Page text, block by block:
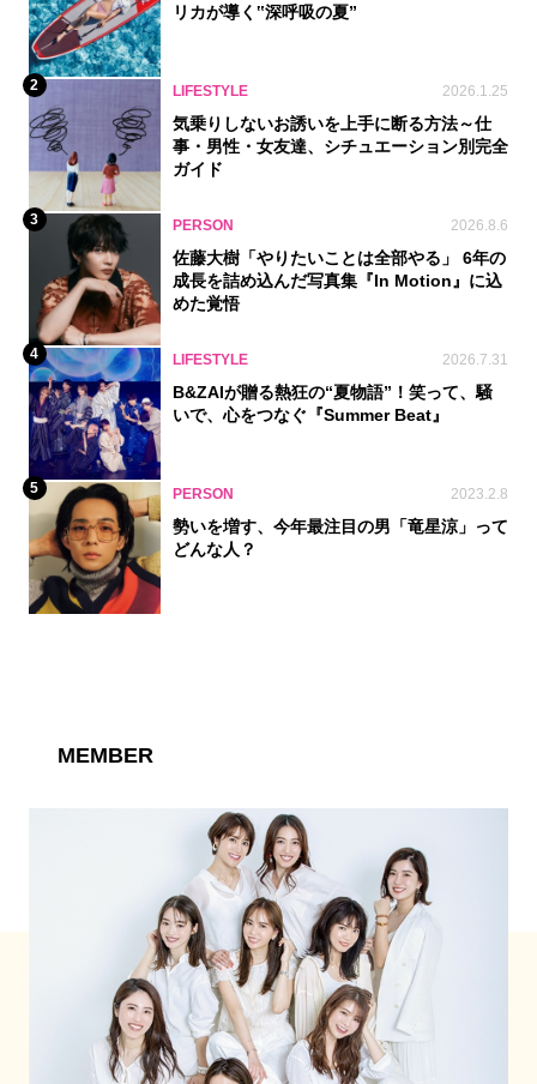
リカが導く‟深呼吸の夏”
2 LIFESTYLE 2026.1.25
気乗りしないお誘いを上手に断る方法～仕
事・男性・女友達、シチュエーション別完全
ガイド
3 PERSON 2026.8.6
佐藤大樹「やりたいことは全部やる」 6年の
成長を詰め込んだ写真集『In Motion』に込
めた覚悟
4 LIFESTYLE 2026.7.31
B&ZAIが贈る熱狂の“夏物語”！笑って、騒
いで、心をつなぐ『Summer Beat』
5 PERSON 2023.2.8
勢いを増す、今年最注目の男「竜星涼」って
どんな人？
MEMBER